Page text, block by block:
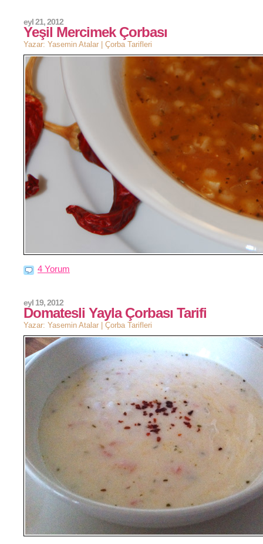
Yeşil Mercimek Çorbası
eyl 21, 2012
Yazar: Yasemin Atalar | Çorba Tarifleri
4 Yorum
Domatesli Yayla Çorbası Tarifi
eyl 19, 2012
Yazar: Yasemin Atalar | Çorba Tarifleri